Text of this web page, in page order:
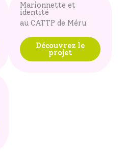
Marionnette et
identité
au CATTP de Méru
Découvrez le
projet